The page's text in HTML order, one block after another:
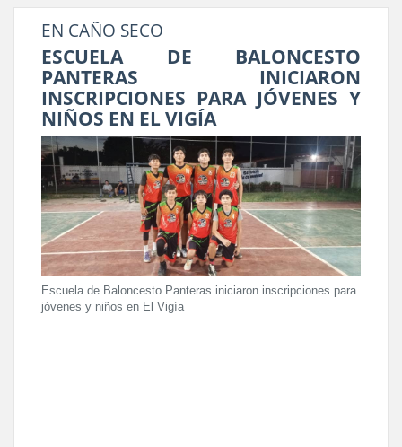
EN CAÑO SECO
ESCUELA DE BALONCESTO
PANTERAS INICIARON
INSCRIPCIONES PARA JÓVENES Y
NIÑOS EN EL VIGÍA
Escuela de Baloncesto Panteras iniciaron inscripciones para
jóvenes y niños en El Vigía